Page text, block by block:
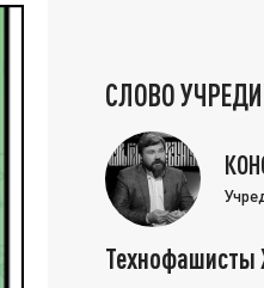
СЛОВО
Технофашисты